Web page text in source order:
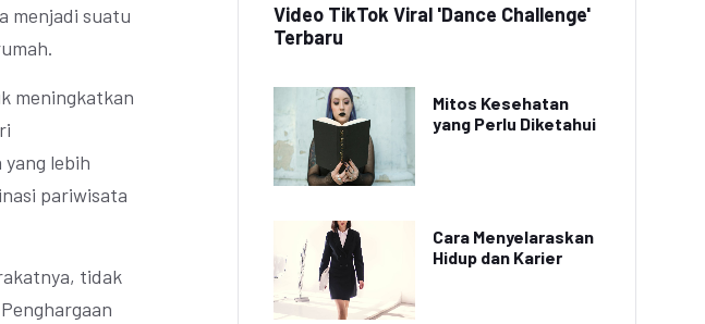
menjadi suatu
meningkatkan
lebih
pariwisata
tidak
Video TikTok Viral 'Dance Challenge'
Terbaru
Mitos Kesehatan
yang Perlu Diketahui
Cara Menyelaraskan
Hidup dan Karier